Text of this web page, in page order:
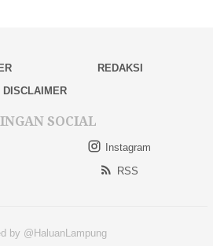
REDAKSI
DISCLAIMER
SOCIAL
Instagram
RSS
by @HaluanLampung